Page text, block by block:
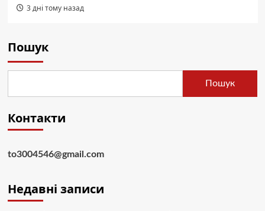
3 дні тому назад
Пошук
Пошук
Контакти
to3004546@gmail.com
Недавні записи